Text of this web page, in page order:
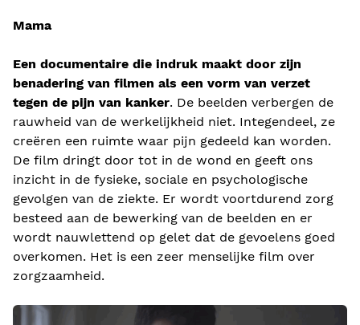
Mama
Een documentaire die indruk maakt door zijn
benadering van filmen als een vorm van verzet
tegen de pijn van kanker. De beelden verbergen de
rauwheid van de werkelijkheid niet. Integendeel, ze
creëren een ruimte waar pijn gedeeld kan worden.
De film dringt door tot in de wond en geeft ons
inzicht in de fysieke, sociale en psychologische
gevolgen van de ziekte. Er wordt voortdurend zorg
besteed aan de bewerking van de beelden en er
wordt nauwlettend op gelet dat de gevoelens goed
overkomen. Het is een zeer menselijke film over
zorgzaamheid.